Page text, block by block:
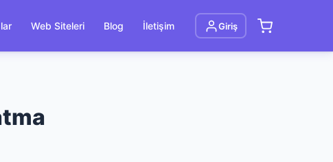
Web Siteleri Blog İletişim Giriş